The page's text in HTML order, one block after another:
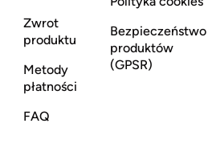
Zwrot
produktu
Metody
płatności
FAQ
Bezpieczeństwo
produktów
(GPSR)